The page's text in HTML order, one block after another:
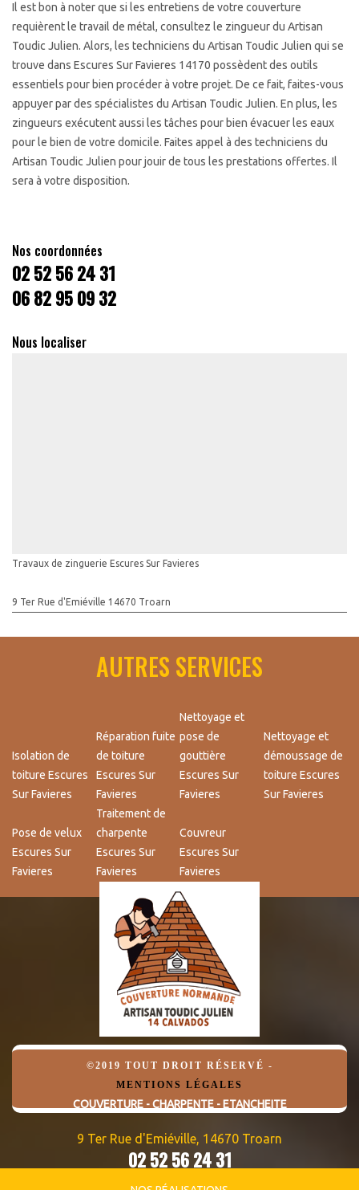
Il est bon à noter que si les entretiens de votre couverture
requièrent le travail de métal, consultez le zingueur du Artisan
Toudic Julien. Alors, les techniciens du Artisan Toudic Julien qui se
trouve dans Escures Sur Favieres 14170 possèdent des outils
essentiels pour bien procéder à votre projet. De ce fait, faites-vous
appuyer par des spécialistes du Artisan Toudic Julien. En plus, les
zingueurs exécutent aussi les tâches pour bien évacuer les eaux
pour le bien de votre domicile. Faites appel à des techniciens du
Artisan Toudic Julien pour jouir de tous les prestations offertes. Il
sera à votre disposition.
Nos coordonnées
02 52 56 24 31
06 82 95 09 32
Nous localiser
Travaux de zinguerie Escures Sur Favieres
9 Ter Rue d'Emiéville 14670 Troarn
AUTRES SERVICES
Isolation de
toiture Escures
Sur Favieres
Réparation fuite
de toiture
Escures Sur
Favieres
Nettoyage et
pose de
gouttière
Escures Sur
Favieres
Nettoyage et
démoussage de
toiture Escures
Sur Favieres
Pose de velux
Escures Sur
Favieres
Traitement de
charpente
Escures Sur
Favieres
Couvreur
Escures Sur
Favieres
©2019 TOUT DROIT RÉSERVÉ -
MENTIONS LÉGALES
COUVERTURE - CHARPENTE - ETANCHEITE
9 Ter Rue d'Emiéville, 14670 Troarn
02 52 56 24 31
06 82 95 09 32